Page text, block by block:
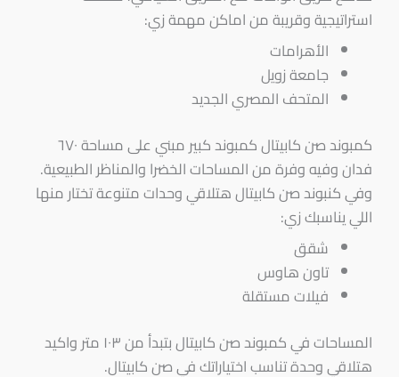
استراتيجية وقريبة من اماكن مهمة زي:
الأهرامات
جامعة زويل
المتحف المصري الجديد
كمبوند صن كابيتال كمبوند كبير مبني على مساحة ٦٧٠
فدان وفيه وفرة من المساحات الخضرا والمناظر الطبيعية.
وفي كنبوند صن كابيتال هتلاقي وحدات متنوعة تختار منها
اللي يناسبك زي:
شقق
تاون هاوس
فيلات مستقلة
المساحات في كمبوند صن كابيتال بتبدأ من ١٠٣ متر واكيد
هتلاقي وحدة تناسب اختياراتك في صن كابيتال.